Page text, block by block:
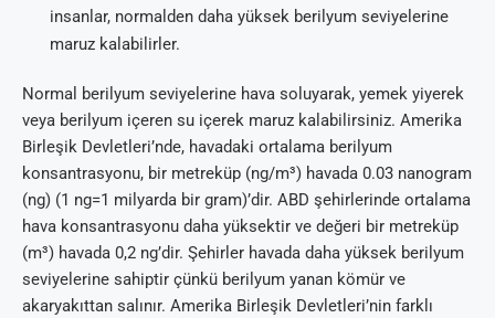
insanlar, normalden daha yüksek berilyum seviyelerine
maruz kalabilirler.
Normal berilyum seviyelerine hava soluyarak, yemek yiyerek
veya berilyum içeren su içerek maruz kalabilirsiniz. Amerika
Birleşik Devletleri’nde, havadaki ortalama berilyum
konsantrasyonu, bir metreküp (ng/m³) havada 0.03 nanogram
(ng) (1 ng=1 milyarda bir gram)’dir. ABD şehirlerinde ortalama
hava konsantrasyonu daha yüksektir ve değeri bir metreküp
(m³) havada 0,2 ng’dir. Şehirler havada daha yüksek berilyum
seviyelerine sahiptir çünkü berilyum yanan kömür ve
akaryakıttan salınır. Amerika Birleşik Devletleri’nin farklı